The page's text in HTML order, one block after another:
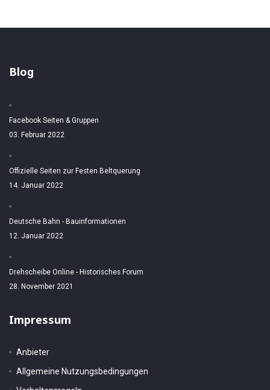
Blog
Facebook Seiten & Gruppen
03. Februar 2022
Offizielle Seiten zur Festen Beltquerung
14. Januar 2022
Deutsche Bahn - Bauinformationen
12. Januar 2022
Drehscheibe Online - Historisches Forum
28. November 2021
Impressum
Anbieter
Allgemeine Nutzungsbedingungen